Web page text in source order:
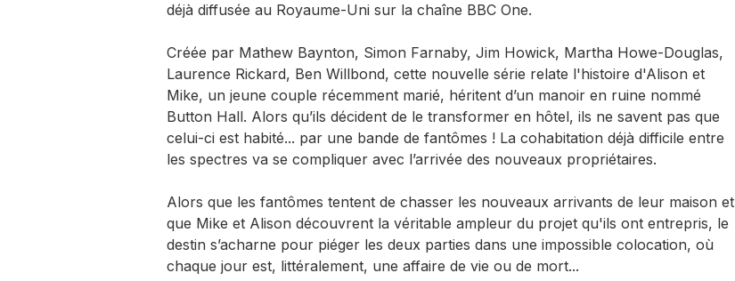
déjà diffusée au Royaume-Uni sur la chaîne BBC One.
Créée par Mathew Baynton, Simon Farnaby, Jim Howick, Martha Howe-Douglas,
Laurence Rickard, Ben Willbond, cette nouvelle série relate l'histoire d'Alison et
Mike, un jeune couple récemment marié, héritent d’un manoir en ruine nommé
Button Hall. Alors qu’ils décident de le transformer en hôtel, ils ne savent pas que
celui-ci est habité... par une bande de fantômes ! La cohabitation déjà difficile entre
les spectres va se compliquer avec l’arrivée des nouveaux propriétaires.
Alors que les fantômes tentent de chasser les nouveaux arrivants de leur maison et
que Mike et Alison découvrent la véritable ampleur du projet qu'ils ont entrepris, le
destin s’acharne pour piéger les deux parties dans une impossible colocation, où
chaque jour est, littéralement, une affaire de vie ou de mort...